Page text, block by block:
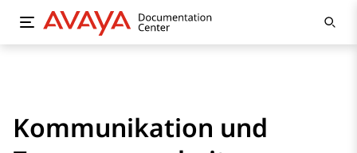
Kommunikation und